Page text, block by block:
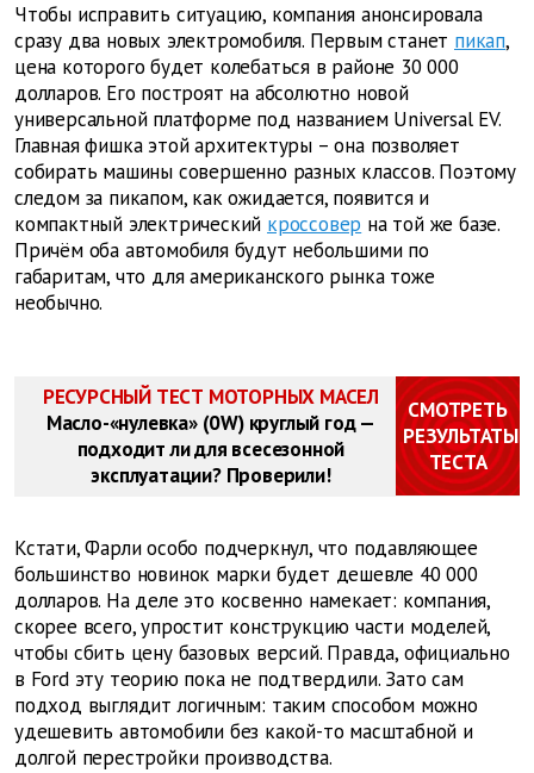
Чтобы исправить ситуацию, компания анонсировала
сразу два новых электромобиля. Первым станет пикап,
цена которого будет колебаться в районе 30 000
долларов. Его построят на абсолютно новой
универсальной платформе под названием Universal EV.
Главная фишка этой архитектуры – она позволяет
собирать машины совершенно разных классов. Поэтому
следом за пикапом, как ожидается, появится и
компактный электрический кроссовер на той же базе.
Причём оба автомобиля будут небольшими по
габаритам, что для американского рынка тоже
необычно.
РЕСУРСНЫЙ ТЕСТ МОТОРНЫХ МАСЕЛ
Масло-«нулевка» (0W) круглый год —
подходит ли для всесезонной
эксплуатации? Проверили!
СМОТРЕТЬ
РЕЗУЛЬТАТЫ
ТЕСТА
Кстати, Фарли особо подчеркнул, что подавляющее
большинство новинок марки будет дешевле 40 000
долларов. На деле это косвенно намекает: компания,
скорее всего, упростит конструкцию части моделей,
чтобы сбить цену базовых версий. Правда, официально
в Ford эту теорию пока не подтвердили. Зато сам
подход выглядит логичным: таким способом можно
удешевить автомобили без какой-то масштабной и
долгой перестройки производства.